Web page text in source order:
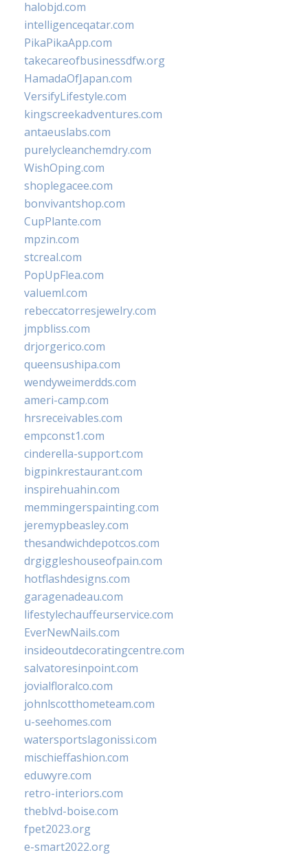
halobjd.com
intelligenceqatar.com
PikaPikaApp.com
takecareofbusinessdfw.org
HamadaOfJapan.com
VersifyLifestyle.com
kingscreekadventures.com
antaeuslabs.com
purelycleanchemdry.com
WishOping.com
shoplegacee.com
bonvivantshop.com
CupPlante.com
mpzin.com
stcreal.com
PopUpFlea.com
valueml.com
rebeccatorresjewelry.com
jmpbliss.com
drjorgerico.com
queensushipa.com
wendyweimerdds.com
ameri-camp.com
hrsreceivables.com
empconst1.com
cinderella-support.com
bigpinkrestaurant.com
inspirehuahin.com
memmingerspainting.com
jeremypbeasley.com
thesandwichdepotcos.com
drgiggleshouseofpain.com
hotflashdesigns.com
garagenadeau.com
lifestylechauffeurservice.com
EverNewNails.com
insideoutdecoratingcentre.com
salvatoresinpoint.com
jovialfloralco.com
johnlscotthometeam.com
u-seehomes.com
watersportslagonissi.com
mischieffashion.com
eduwyre.com
retro-interiors.com
theblvd-boise.com
fpet2023.org
e-smart2022.org